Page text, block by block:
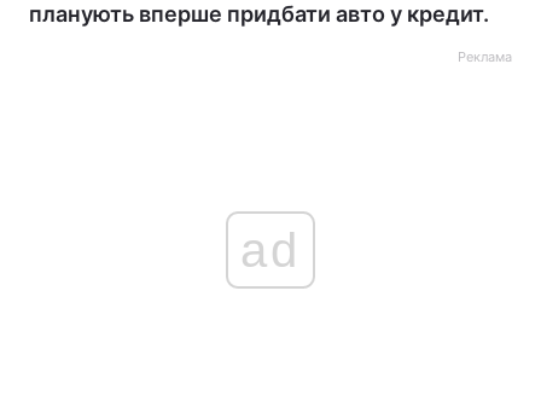
планують вперше придбати авто у кредит.
Реклама
ad